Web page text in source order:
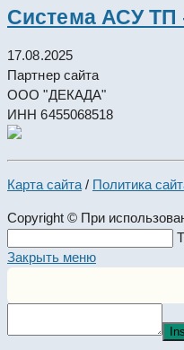
Система АСУ ТП
17.08.2025
Партнер сайта
ООО "ДЕКАДА"
ИНН 6455068518
Карта сайта / Политика
Copyright © При
this
Закрыть меню